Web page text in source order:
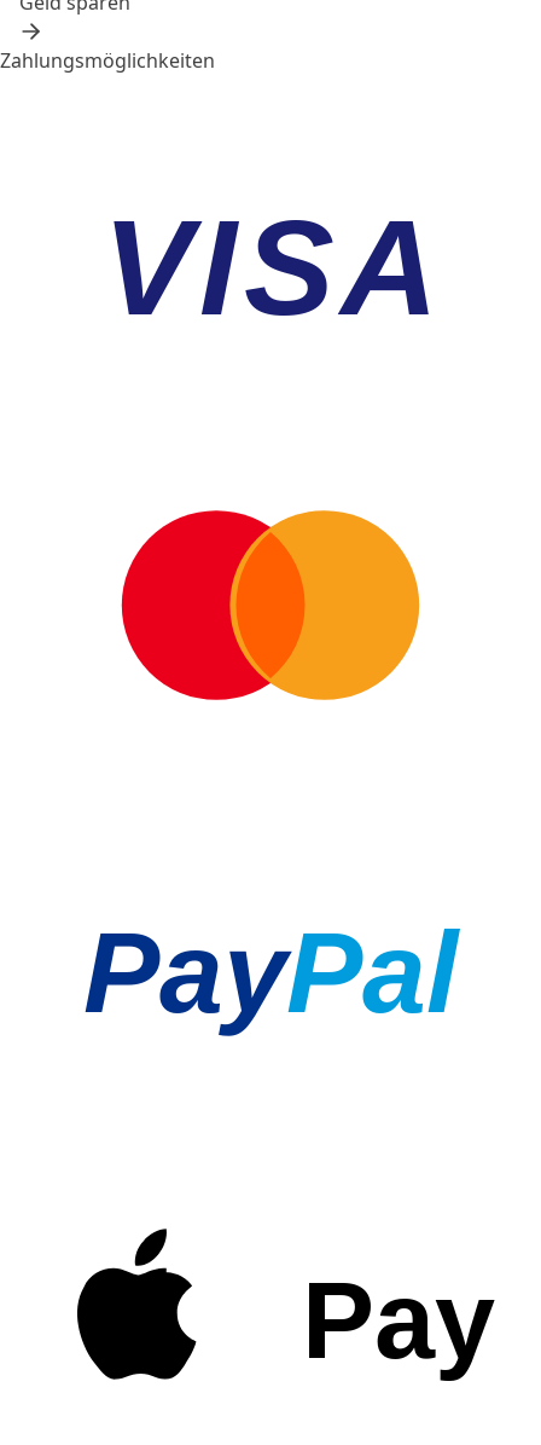
Zahlungsmöglichkeiten
VISA
PayPal
Pay